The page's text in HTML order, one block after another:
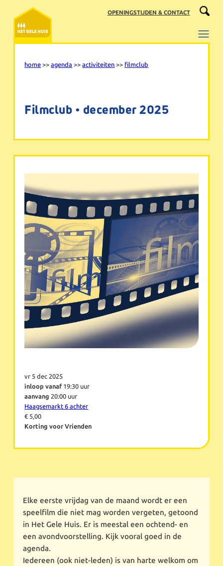
naar
inhoud
OPENINGSTIJDEN & CONTACT
home >>agenda >>activiteiten >> filmclub
Filmclub • december 2025
vr 5 dec 2025
inloop vanaf19:30 uur
aanvang 20:00 uur
Haagsemarkt 6 achter
€ 5,00
Korting voor Vrienden
Elke eerste vrijdag van de maand wordt er een
speelfilm die niet mag worden vergeten, getoond
in Het Gele Huis. Er is meestal een ochtend- en
een avondvoorstelling. Kijk vooral goed in de
agenda.
Iedereen (ook niet-leden) is van harte welkom om